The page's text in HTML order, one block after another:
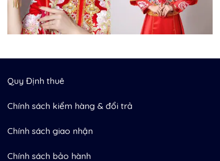
Quy Định thuê
Chính sách kiểm hàng & đổi trả
Chính sách giao nhận
Chính sách bảo hành